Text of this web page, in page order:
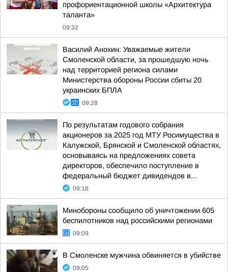
профориентационной школы «Архитектура
таланта»
09:32
Василий Анохин: Уважаемые жители
Смоленской области, за прошедшую ночь
над территорией региона силами
Министерства обороны России сбиты 20
украинских БПЛА
09:28
По результатам годового собрания
акционеров за 2025 год МТУ Росимущества в
Калужской, Брянской и Смоленской областях,
основываясь на предложениях совета
директоров, обеспечило поступление в
федеральный бюджет дивидендов в...
09:18
Минобороны сообщило об уничтожении 605
беспилотников над российскими регионами
09:09
В Смоленске мужчина обвиняется в убийстве
09:05